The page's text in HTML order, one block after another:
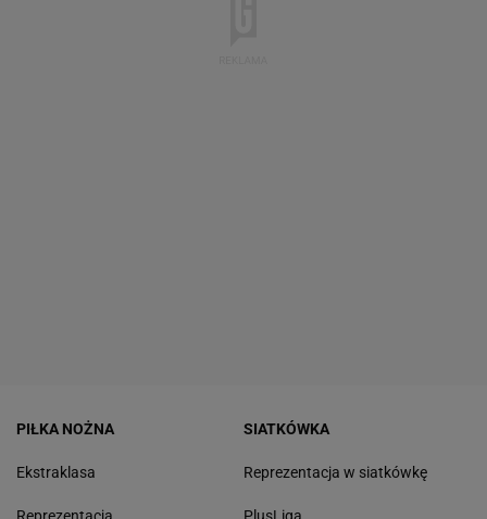
PIŁKA NOŻNA
Ekstraklasa
SIATKÓWKA
Reprezentacja w siatkówkę